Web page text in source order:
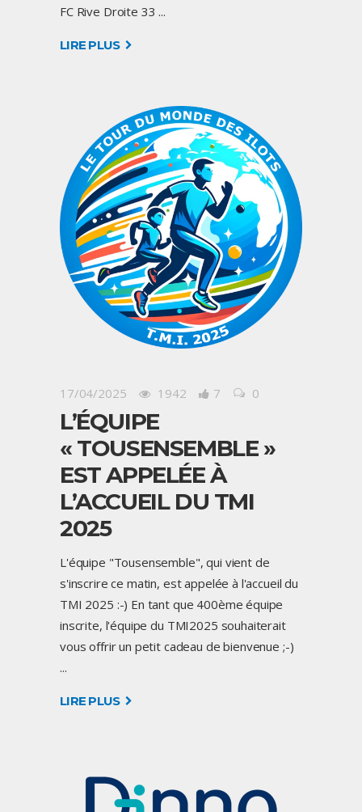
FC Rive Droite 33
LIRE PLUS
17/04/2025 1942 7 0
L’ÉQUIPE
« TOUSENSEMBLE »
EST APPELÉE À
L’ACCUEIL DU TMI
2025
L'équipe "Tousensemble", qui vient de
s'inscrire ce matin, est appelée à l'accueil du
TMI 2025 :-) En tant que 400ème équipe
inscrite, l'équipe du TMI2025 souhaiterait
vous offrir un petit cadeau de bienvenue ;-)
LIRE PLUS